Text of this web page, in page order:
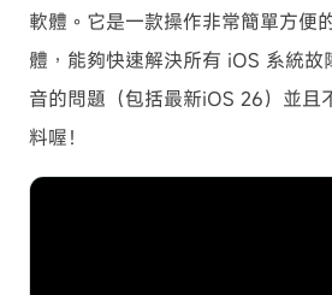
軟體。它是一款操作非常簡單方便
體，能夠快速解決所有 iOS 系統故
音的問題（包括最新iOS 26）並且
料喔！